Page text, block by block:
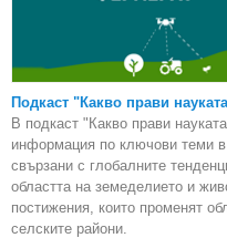
Подкаст "Какво прави
В подкаст "Какво прави
информация по ключови теми в
свързани с глобалните
областта на земеделието и
постижения, които променят
селските райони.